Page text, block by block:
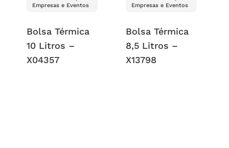
Empresas e Eventos
Bolsa Térmica
10 Litros –
X04357
Empresas e Eventos
Bolsa Térmica
8,5 Litros –
X13798